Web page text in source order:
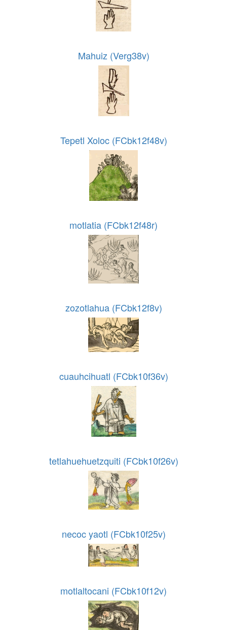
Mahuiz (Verg38v)
Tepetl Xoloc (FCbk12f48v)
motlatia (FCbk12f48r)
zozotlahua (FCbk12f8v)
cuauhcihuatl (FCbk10f36v)
tetlahuehuetzquiti (FCbk10f26v)
necoc yaotl (FCbk10f25v)
motlaltocani (FCbk10f12v)